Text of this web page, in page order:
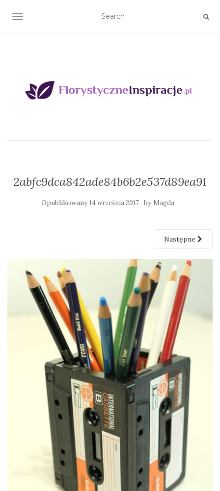
TOGGLE NAVIGATION
2abfc9dca842ade84b6b2e537d89ea91
Opublikowany14 września 2017 by Magda
Następne